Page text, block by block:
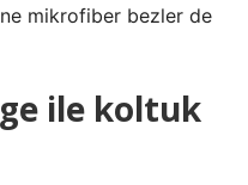
mikrofiber bezler de
ile koltuk